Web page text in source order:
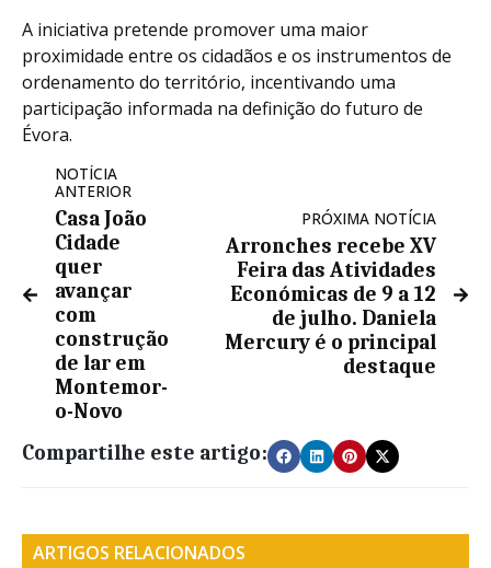
A iniciativa pretende promover uma maior
proximidade entre os cidadãos e os instrumentos de
ordenamento do território, incentivando uma
participação informada na definição do futuro de
Évora.
NOTÍCIA
ANTERIOR
Casa João
Cidade
quer
avançar
com
construção
de lar em
Montemor-
o-Novo
PRÓXIMA NOTÍCIA
Arronches recebe XV
Feira das Atividades
Económicas de 9 a 12
de julho. Daniela
Mercury é o principal
destaque
Compartilhe este artigo:
ARTIGOS RELACIONADOS